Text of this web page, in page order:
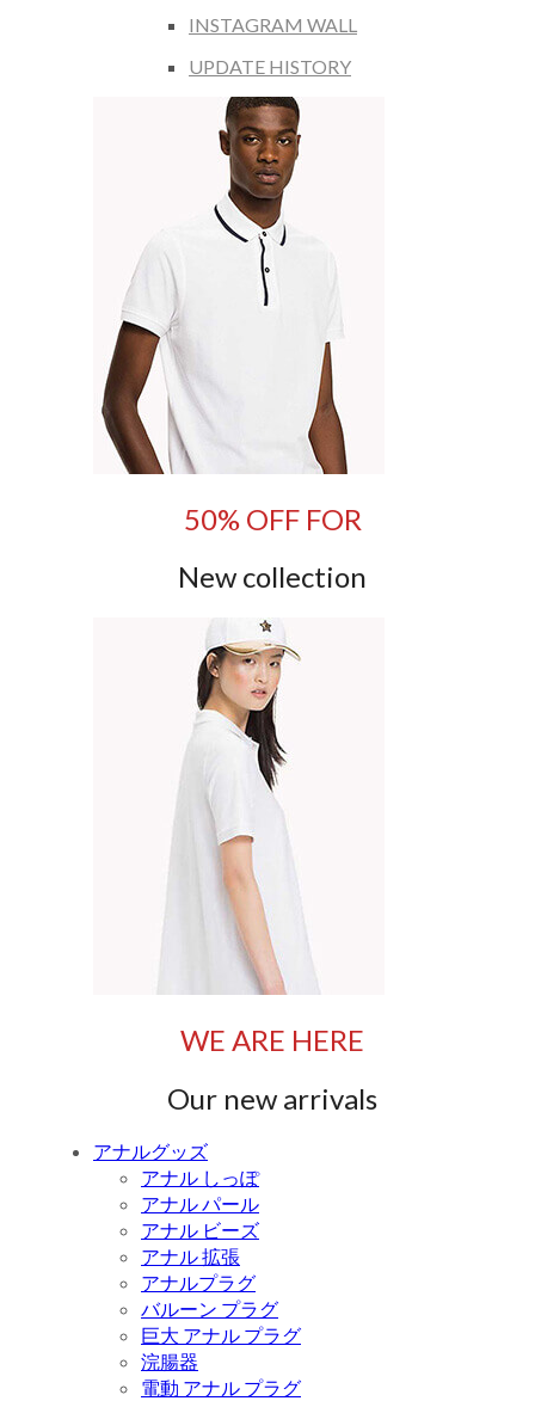
INSTAGRAM WALL
UPDATE HISTORY
50% OFF FOR
New collection
WE ARE HERE
Our new arrivals
アナルグッズ
アナル しっぽ
アナル パール
アナル ビーズ
アナル 拡張
アナルプラグ
バルーン プラグ
巨大 アナル プラグ
浣腸器
電動 アナル プラグ